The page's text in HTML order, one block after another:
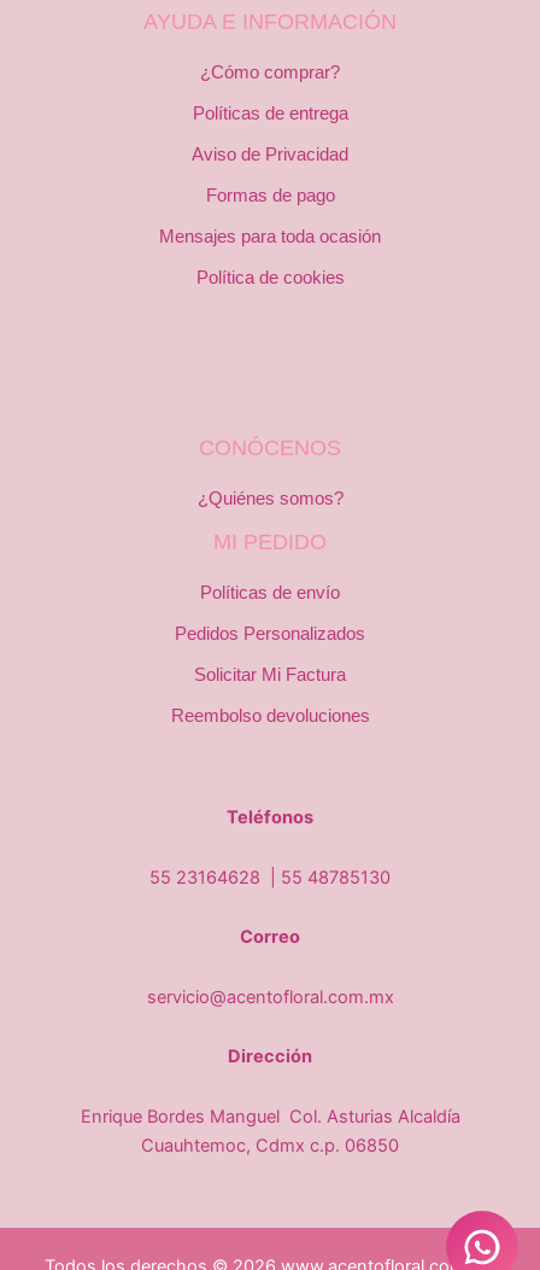
AYUDA E INFORMACIÓN
¿Cómo comprar?
Políticas de entrega
Aviso de Privacidad
Formas de pago
Mensajes para toda ocasión
Política de cookies
CONÓCENOS
¿Quiénes somos?
MI PEDIDO
Políticas de envío
Pedidos Personalizados
Solicitar Mi Factura
Reembolso devoluciones
Teléfonos
55 23164628 | 55 48785130
Correo
servicio@acentofloral.com.mx
Dirección
Enrique Bordes Manguel Col. Asturias Alcaldía
Cuauhtemoc, Cdmx c.p. 06850